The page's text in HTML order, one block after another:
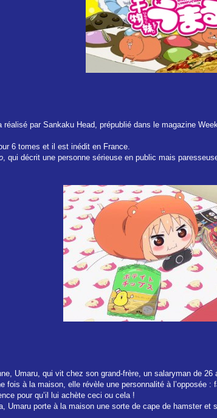
réalisé par Sankaku Head, prépublié dans le magazine
6 tomes et il est inédit en France.
, qui décrit une personne sérieuse en public mais
Umaru, qui vit chez son grand-frère, un salaryman de
fois à la maison, elle révèle une personnalité à
pour qu’il lui achète ceci ou cela !
Umaru porte à la maison une sorte de cape de hamster et